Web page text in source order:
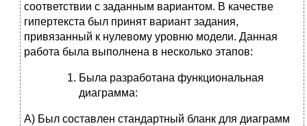
соответствии с заданным вариантом. В качестве
гипертекста был принят вариант задания,
привязанный к нулевому уровню модели. Данная
работа была выполнена в несколько этапов:
Была разработана функциональная
диаграмма:
А) Был составлен стандартный бланк для диаграмм